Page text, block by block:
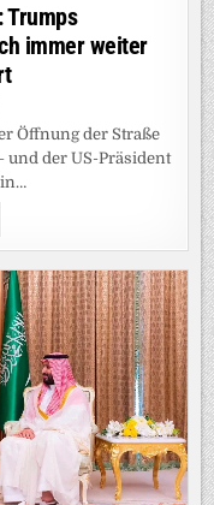
Trumps
immer weiter
Öffnung der Straße
und der US-Präsident